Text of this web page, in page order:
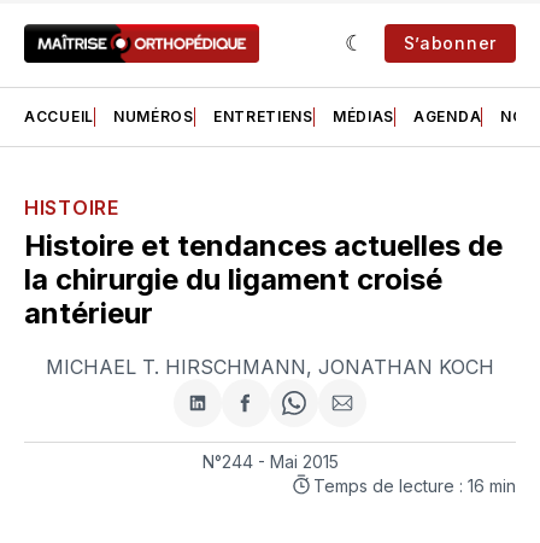
S’abonner
ACCUEIL NUMÉROS ENTRETIENS MÉDIAS AGENDA NOS
HISTOIRE
Histoire et tendances actuelles de
la chirurgie du ligament croisé
antérieur
MICHAEL T. HIRSCHMANN, JONATHAN KOCH
Partager
sur
LinkedIn
Partager
sur
Facebook
Share
on
WhatsApp
Partager
par
N°244 - Mai 2015
Temps de lecture : 16 min